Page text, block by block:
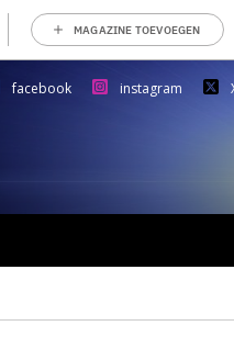
MAGAZINE TOEVOEGEN
facebook instagram